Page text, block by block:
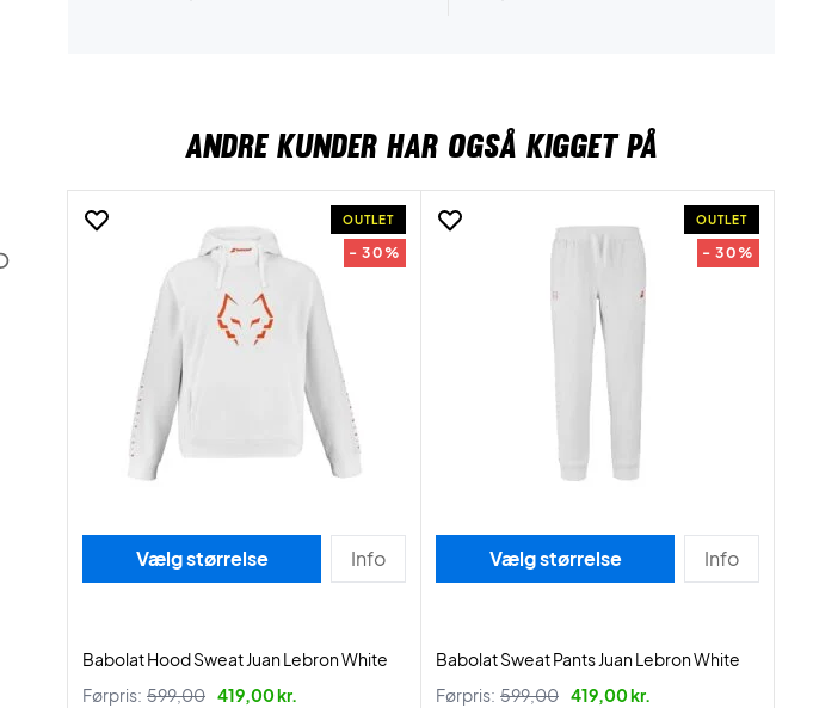
ANDRE KUNDER HAR OGSÅ KIGGET PÅ
OUTLET
- 30%
Vælg størrelse Info
Babolat Hood Sweat Juan Lebron White
Førpris: 599,00 419,00 kr.
OUTLET
- 30%
Vælg størrelse Info
Babolat Sweat Pants Juan Lebron White
Førpris: 599,00 419,00 kr.